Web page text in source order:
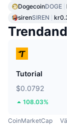
DogecoinDOGE
sirenSIREN
Tutorial
$0.0792
108.03%
CoinMarketCap